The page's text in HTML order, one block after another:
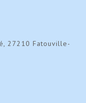
27210 Fatouville-